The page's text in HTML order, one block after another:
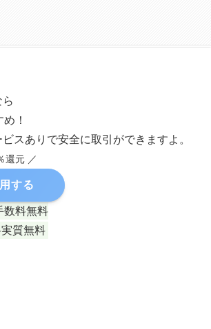
！
スありで安全に取引ができますよ。
還元 ／
する
数料無料
質無料